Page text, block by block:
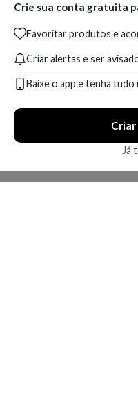
Crie sua conta gratuita
Favoritar produtos e
Criar alertas e ser
Baixe o app e tenha tudo
Já